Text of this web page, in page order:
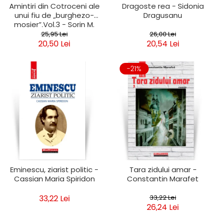
Amintiri din Cotroceni ale
unui fiu de „burghezo-
mosier”.Vol.3 - Sorin M.
Radulescu
25,95 Lei
20,50 Lei
Dragoste rea - Sidonia
Dragusanu
26,00 Lei
20,54 Lei
Eminescu, ziarist politic -
Cassian Maria Spiridon
33,22 Lei
-21%
Tara zidului amar -
Constantin Marafet
33,22 Lei
26,24 Lei